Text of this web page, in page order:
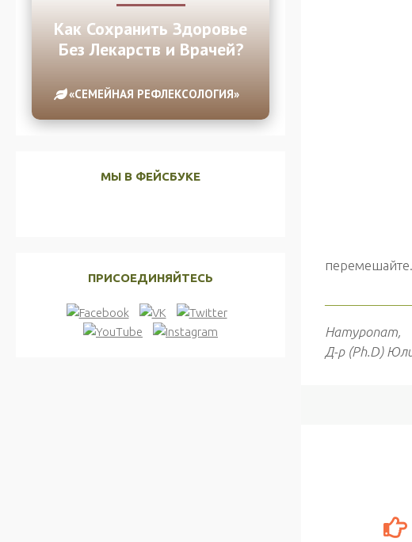
перемешайте.
Натуропат,
Д-р (Ph.D)
Как Сохранить Здоровье
Без Лекарств и Врачей?
«СЕМЕЙНАЯ РЕФЛЕКСОЛОГИЯ»
МЫ В ФЕЙСБУКЕ
ПРИСОЕДИНЯЙТЕСЬ